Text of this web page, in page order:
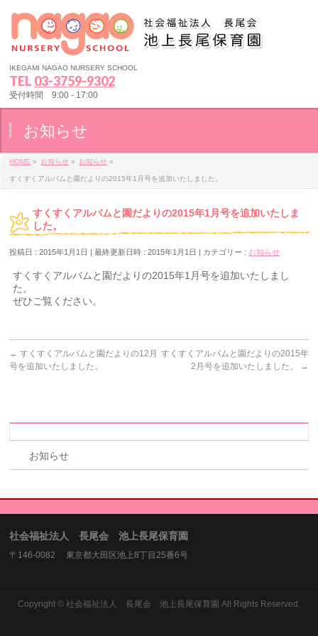
IKEGAMI NAGAO NURSERY SCHOOL
TEL 03-3759-9302
受付時間 9:00 - 17:00
お知らせ
HOME » お知らせ » お知らせ »
すくすくアルバムと園だよりの2015年1月号を追加いたしました。
すくすくアルバムと園だよりの2015年1月号を追加いたしま
した。
投稿日 : 2015年1月1日 最終更新日時 : 2015年1月1日 カテゴリー : お知らせ
すくすくアルバムと園だよりの2015年1月号を追加いたしまし
た。
ぜひご覧ください。
← すくすくアルバムと園だよりの12月
号を追加いたしました。
すくすくアルバムと園だよりの2015年
2月号を追加いたしました。
→
お知らせ
社会福祉法人 長尾会 池上長尾保育園
〒146-0082 東京都大田区池上8丁目25番6号
Copyright © 社会福祉法人 長尾会 池上長尾保育園 All Rights Reserved.